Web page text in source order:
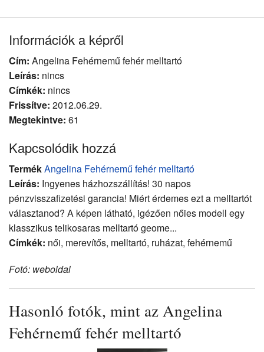
Információk a képről
Cím: Angelina Fehérnemű fehér melltartó
Leírás: nincs
Címkék: nincs
Frissítve: 2012.06.29.
Megtekintve: 61
Kapcsolódik hozzá
TermékAngelina Fehérnemű fehér melltartó
Leírás: Ingyenes házhozszállítás! 30 napos
pénzvisszafizetési garancia! Miért érdemes ezt a melltartót
választanod? A képen látható, igézően nőies modell egy
klasszikus telikosaras melltartó geome...
Címkék: női, merevítős, melltartó, ruházat, fehérnemű
Fotó: weboldal
Hasonló fotók, mint az Angelina
Fehérnemű fehér melltartó